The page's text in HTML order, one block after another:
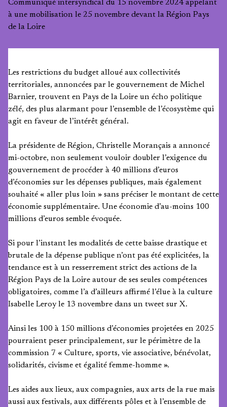
Communiqué intersyndical du 15 novembre 2024 appelant
à une mobilisation le 25 novembre devant la Région Pays
de la Loire
Les restrictions du budget alloué aux collectivités
territoriales, annoncées par le gouvernement de Michel
Barnier, trouvent en Pays de la Loire un écho politique
zélé, des plus alarmant pour l’ensemble de l’écosystème qui
agit en faveur de l’intérêt général.
La présidente de Région, Christelle Morançais a annoncé
mi-octobre, non seulement vouloir doubler l’exigence du
gouvernement de procéder à 40 millions d’euros
d’économies sur les dépenses publiques, mais également
souhaité « aller plus loin » sans préciser le montant de cette
économie supplémentaire. Une économie d’au-moins 100
millions d’euros semble évoquée.
Si pour l’instant les modalités de cette baisse drastique et
brutale de la dépense publique n’ont pas été explicitées, la
tendance est à un resserrement strict des actions de la
Région Pays de la Loire autour de ses seules compétences
obligatoires, comme l’a d’ailleurs affirmé l’élue à la culture
Isabelle Leroy le 13 novembre dans un tweet sur X.
Ainsi les 100 à 150 millions d’économies projetées en 2025
pourraient peser principalement, sur le périmètre de la
commission 7 « Culture, sports, vie associative, bénévolat,
solidarités, civisme et égalité femme-homme ».
Les aides aux lieux, aux compagnies, aux arts de la rue mais
aussi aux festivals, aux différents pôles et à l’ensemble de